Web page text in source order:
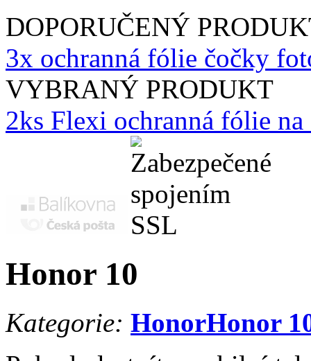
DOPORUČENÝ
3x ochranná fólie čočky
VYBRANÝ PRODUKT
2ks Flexi ochranná fólie
Honor 10
Kategorie: HonorHonor